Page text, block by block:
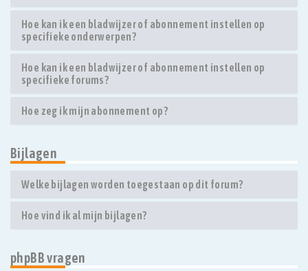
Hoe kan ik een bladwijzer of abonnement instellen op
specifieke onderwerpen?
Hoe kan ik een bladwijzer of abonnement instellen op
specifieke forums?
Hoe zeg ik mijn abonnement op?
Bijlagen
Welke bijlagen worden toegestaan op dit forum?
Hoe vind ik al mijn bijlagen?
phpBB vragen